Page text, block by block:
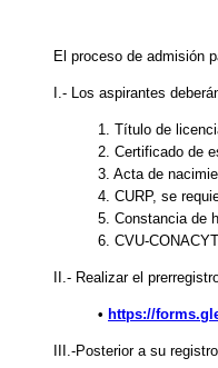
El proceso de admisión
I.- Los aspirantes
1. Título de
2. Certificado de
3. Acta de
4. CURP, se
5. Constancia de
6. CVU-
II.- Realizar el
• https://
III.-Posterior a su